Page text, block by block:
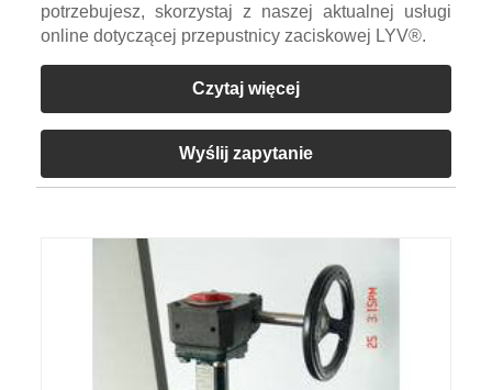
potrzebujesz, skorzystaj z naszej aktualnej usługi
online dotyczącej przepustnicy zaciskowej LYV®.
Czytaj więcej
Wyślij zapytanie